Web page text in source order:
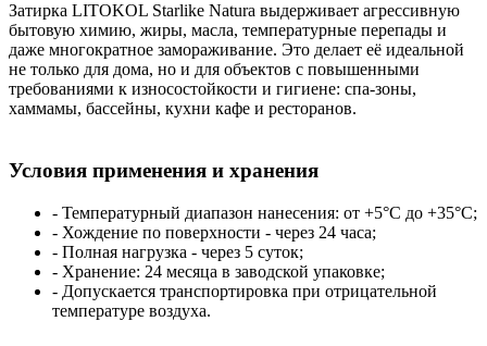
Затирка LITOKOL Starlike Natura выдерживает агрессивную
бытовую химию, жиры, масла, температурные перепады и
даже многократное замораживание. Это делает её идеальной
не только для дома, но и для объектов с повышенными
требованиями к износостойкости и гигиене: спа-зоны,
хаммамы, бассейны, кухни кафе и ресторанов.
Условия применения и хранения
- Температурный диапазон нанесения: от +5°C до +35°C;
- Хождение по поверхности - через 24 часа;
- Полная нагрузка - через 5 суток;
- Хранение: 24 месяца в заводской упаковке;
- Допускается транспортировка при отрицательной
температуре воздуха.